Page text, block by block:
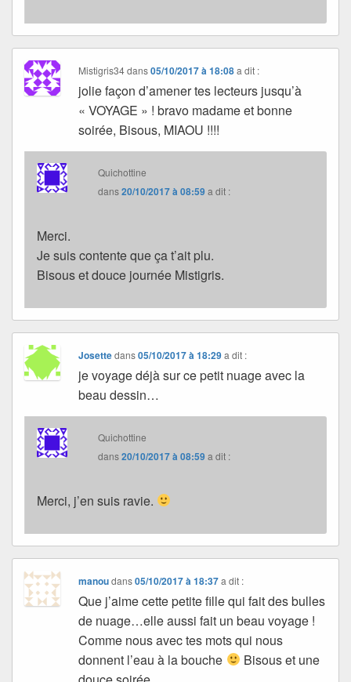
Mistigris34dans05/10/2017 à 18:08 a dit :
jolie façon d’amener tes lecteurs jusqu’à
« VOYAGE » ! bravo madame et bonne
soirée, Bisous, MIAOU !!!!
Quichottine
dans20/10/2017 à 08:59a dit :
Merci.
Je suis contente que ça t’ait plu.
Bisous et douce journée Mistigris.
Josettedans05/10/2017 à 18:29 a dit :
je voyage déjà sur ce petit nuage avec la
beau dessin…
Quichottine
dans20/10/2017 à 08:59a dit :
Merci, j’en suis ravie.
manoudans05/10/2017 à 18:37 a dit :
Que j’aime cette petite fille qui fait des bulles
de nuage…elle aussi fait un beau voyage !
Comme nous avec tes mots qui nous
donnent l’eau à la bouche
Bisous et une